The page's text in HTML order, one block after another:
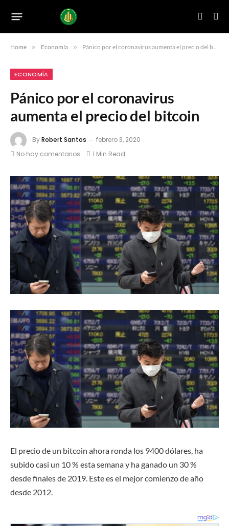
Home » Economía » Pánico por el coronavirus aumenta el precio del bitcoin
ECONOMÍA
Pánico por el coronavirus
aumenta el precio del bitcoin
ByRobert Santos
febrero 3, 2020
No hay comentarios
1 Min Read
El precio de un bitcoin ahora ronda los 9400 dólares, ha
subido casi un 10 % esta semana y ha ganado un 30 %
desde finales de 2019. Este es el mejor comienzo de año
desde 2012.